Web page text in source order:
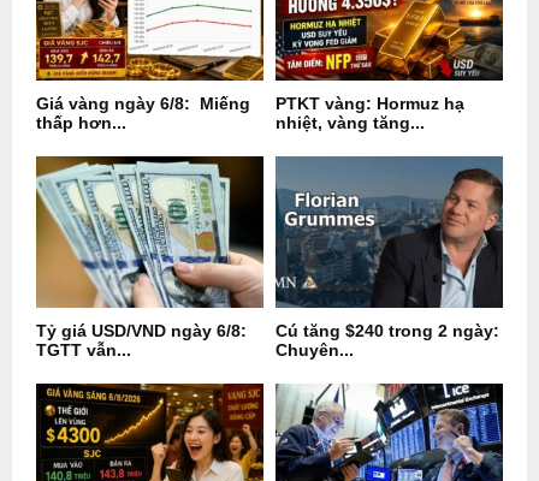
Giá vàng ngày 6/8: Miếng
thấp hơn...
PTKT vàng: Hormuz hạ
nhiệt, vàng tăng...
Tỷ giá USD/VND ngày 6/8:
TGTT vẫn...
Cú tăng $240 trong 2 ngày:
Chuyên...